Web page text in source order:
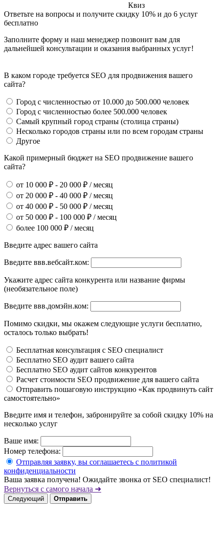
Квиз
Ответьте на вопросы и получите скидку 10% и до 6 услуг
бесплатно
Заполните форму и наш менеджер позвонит вам для
дальнейшей консультации и оказания выбранных услуг!
В каком городе требуется SEO для продвижения вашего
сайта?
Город с численностью от 10.000 до 500.000 человек
Город с численностью более 500.000 человек
Самый крупный город страны (столица страны)
Несколько городов страны или по всем городам страны
Другое
Какой примерный бюджет на SEO продвижение вашего
сайта?
от 10 000 ₽ - 20 000 ₽ / месяц
от 20 000 ₽ - 40 000 ₽ / месяц
от 40 000 ₽ - 50 000 ₽ / месяц
от 50 000 ₽ - 100 000 ₽ / месяц
более 100 000 ₽ / месяц
Введите адрес вашего сайта
Введите ввв.вебсайт.ком:
Укажите адрес сайта конкурента или название фирмы
(необязательное поле)
Введите ввв.домэйн.ком:
Помимо скидки, мы окажем следующие услуги бесплатно,
осталось только выбрать!
Бесплатная консультация с SEO специалист
Бесплатно SEO аудит вашего сайта
Бесплатно SEO аудит сайтов конкурентов
Расчет стоимости SEO продвижение для вашего сайта
Отправить пошаговую инструкцию «Как продвинуть сайт
самостоятельно»
Введите имя и телефон, забронируйте за собой скидку 10% на
несколько услуг
Ваше имя:
Номер телефона:
Отправляя заявку, вы соглашаетесь с политикой
конфиденциальности
Ваша заявка получена! Ожидайте звонка от SEO специалист!
Вернуться с самого начала ➜
Следующий Отправить